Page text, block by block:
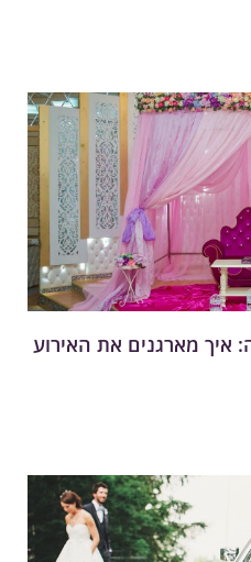
מארגנים את האירוע